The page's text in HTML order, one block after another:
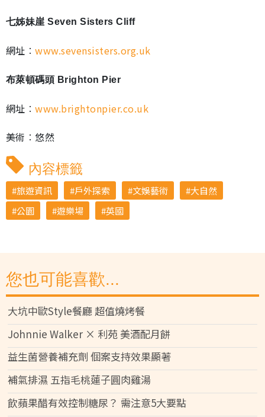
七姊妹崖 Seven Sisters Cliff
網址︰www.sevensisters.org.uk
布萊頓碼頭 Brighton Pier
網址︰www.brightonpier.co.uk
美術︰悠然
內容標籤
旅遊資訊 戶外探索 文娛藝術
大自然
公園
遊樂場 英國
您也可能喜歡...
大坑中歐Style餐廳 超值燒烤餐
Johnnie Walker × 利苑 美酒配月餅
益生菌營養補充劑 個案支持效果顯著
補氣排濕 五指毛桃蓮子圓肉雞湯
飲蘋果醋有效控制糖尿？ 需注意5大要點